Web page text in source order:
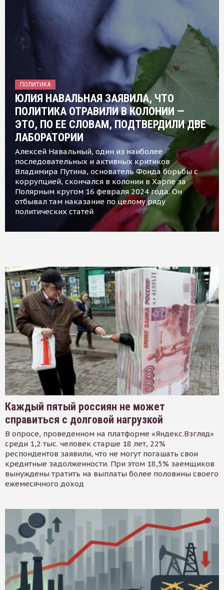
ПОЛИТИКА
ЮЛИЯ НАВАЛЬНАЯ ЗАЯВИЛА, ЧТО
ПОЛИТИКА ОТРАВИЛИ В КОЛОНИИ —
ЭТО, ПО ЕЕ СЛОВАМ, ПОДТВЕРДИЛИ ДВЕ
ЛАБОРАТОРИИ
Алексей Навальный, один из наиболее
последовательных и активных критиков
Владимира Путина, основатель Фонда борьбы с
коррупцией, скончался в колонии в Харпе за
Полярным кругом 16 февраля 2024 года. Он
отбывал там наказание по целому ряду
политических статей
Каждый пятый россиян не может
справиться с долговой нагрузкой
В опросе, проведенном на платформе «Яндекс.Взгляд»
среди 1,2 тыс. человек старше 18 лет, 22%
респондентов заявили, что не могут погашать свои
кредитные задолженности. При этом 18,5% заемщиков
вынуждены тратить на выплаты более половины своего
ежемесячного доход